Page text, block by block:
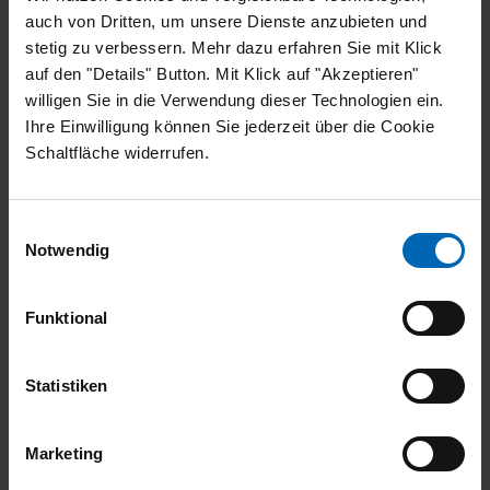
auch von Dritten, um unsere Dienste anzubieten und
stetig zu verbessern. Mehr dazu erfahren Sie mit Klick
auf den "Details" Button. Mit Klick auf "Akzeptieren"
willigen Sie in die Verwendung dieser Technologien ein.
Ihre Einwilligung können Sie jederzeit über die Cookie
Schaltfläche widerrufen.
Notwendig
Funktional
Statistiken
Marketing
Casualty
Telefon:
+49 5361 23058
E-Mail:
r.mischke@dhs-makler.de